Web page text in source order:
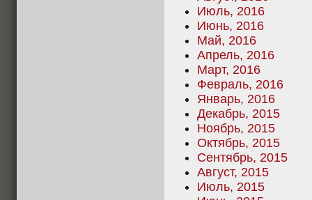
Июль, 2016
Июнь, 2016
Май, 2016
Апрель, 2016
Март, 2016
Февраль, 2016
Январь, 2016
Декабрь, 2015
Ноябрь, 2015
Октябрь, 2015
Сентябрь, 2015
Август, 2015
Июль, 2015